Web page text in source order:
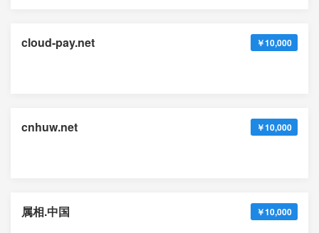
cloud-pay.net ￥10,000
cnhuw.net ￥10,000
属相.中国 ￥10,000